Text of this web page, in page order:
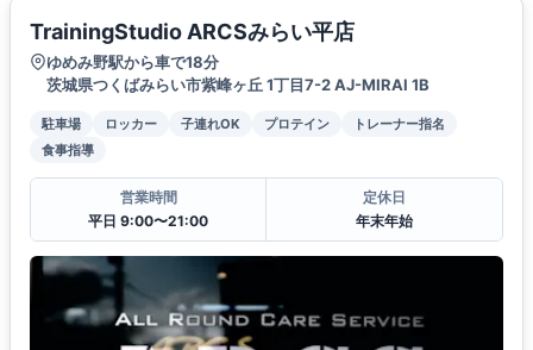
TrainingStudio ARCSみらい平店
ゆめみ野駅から車で18分
茨城県つくばみらい市紫峰ヶ丘 1丁目7-2 AJ-MIRAI 1B
駐車場 ロッカー 子連れOK プロテイン
トレーナー指名
食事指導
営業時間
平日 9:00〜21:00
定休日
年末年始